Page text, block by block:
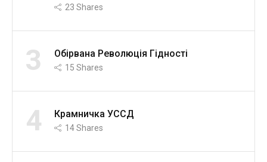
23 Shares
3 Обірвана Революція Гідності
15 Shares
4 Крамничка УССД
14Shares